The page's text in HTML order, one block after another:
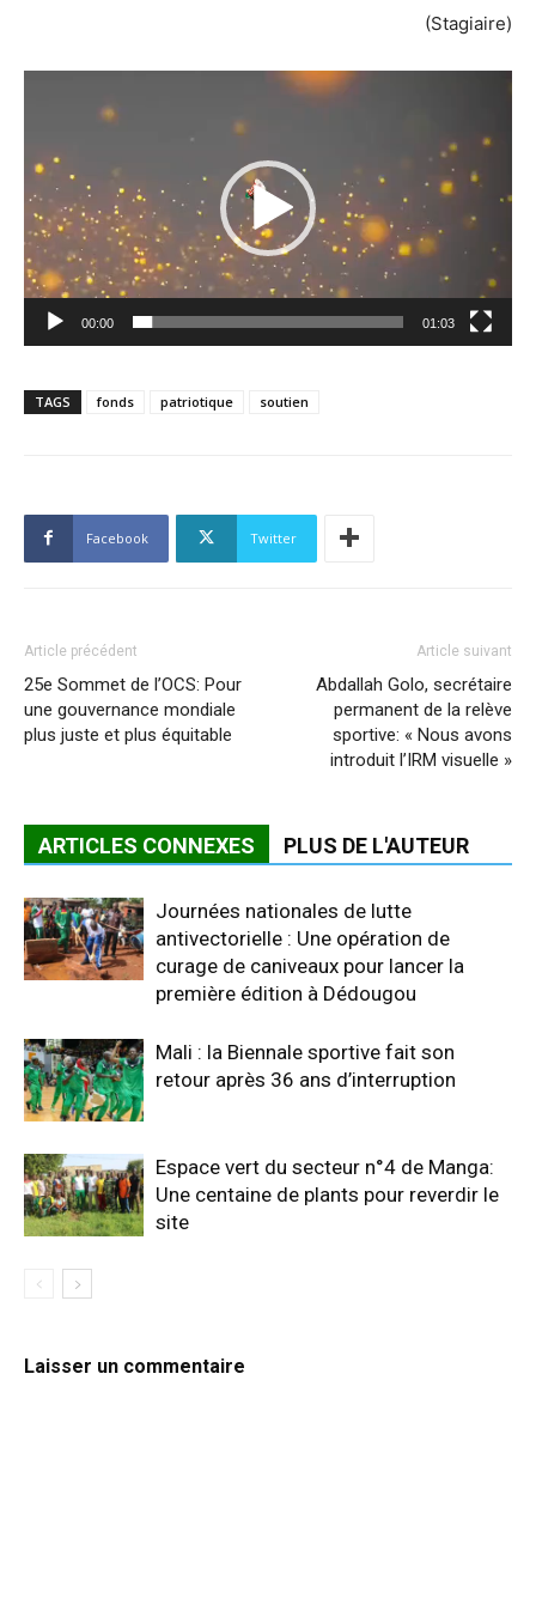
(Stagiaire)
Lecteur
00:00 01:03
TAGS fonds patriotique soutien
Facebook Twitter
Article précédent
25e Sommet de l’OCS: Pour
une gouvernance mondiale
plus juste et plus équitable
Article suivant
Abdallah Golo, secrétaire
permanent de la relève
sportive: « Nous avons
introduit l’IRM visuelle »
ARTICLES CONNEXES PLUS DE L'AUTEUR
Journées nationales de lutte
antivectorielle : Une opération de
curage de caniveaux pour lancer la
première édition à Dédougou
Mali : la Biennale sportive fait son
retour après 36 ans d’interruption
Espace vert du secteur n°4 de Manga:
Une centaine de plants pour reverdir le
site
Laisser un commentaire